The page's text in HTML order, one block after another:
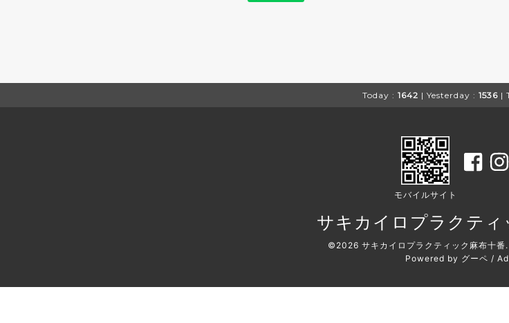
Today : 1642 | Yesterday : 1536 |
モバイルサイト
サキカイロプラクティ
©2026 サキカイロプラクティック麻布十番
Powered by グーペ /